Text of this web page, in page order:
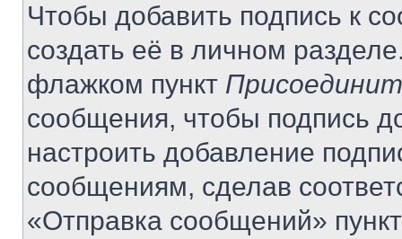
Чтобы добавить подпись к
создать её в личном
флажком пункт
сообщения, чтобы подпись
настроить добавление
сообщениям, сделав
«Отправка сообщений»